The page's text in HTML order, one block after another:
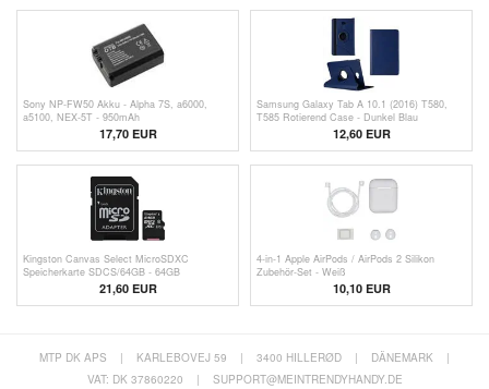
Sony NP-FW50 Akku - Alpha 7S, a6000,
a5100, NEX-5T - 950mAh
17,70 EUR
Samsung Galaxy Tab A 10.1 (2016) T580,
T585 Rotierend Case - Dunkel Blau
12,60 EUR
Kingston Canvas Select MicroSDXC
Speicherkarte SDCS/64GB - 64GB
21,60 EUR
4-in-1 Apple AirPods / AirPods 2 Silikon
Zubehör-Set - Weiß
10,10 EUR
MTP DK APS | KARLEBOVEJ 59 | 3400 HILLERØD | DÄNEMARK
|
VAT: DK 37860220
| SUPPORT@MEINTRENDYHANDY.DE